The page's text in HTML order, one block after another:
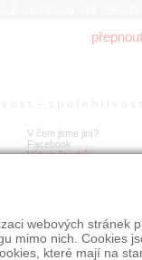
V čem jsme jiní?
Facebook
Výkup šperků
STÁŘÍ NABÍDKY
všechno
webových
mimo nich. Cookies
které mají na